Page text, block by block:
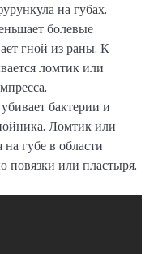
на губах.
болевые
гной из раны. К
ломтик или
бактерии и
Ломтик или
губе в области
или пластыря.